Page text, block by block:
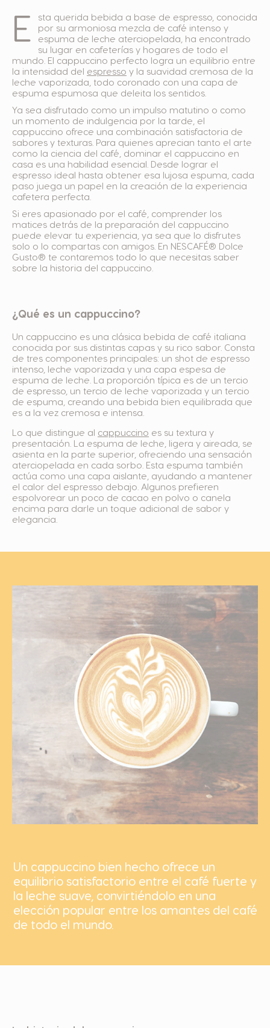
E
sta querida bebida a base de espresso, conocida
por su armoniosa mezcla de café intenso y
espuma de leche aterciopelada, ha encontrado
su lugar en cafeterías y hogares de todo el
mundo. El cappuccino perfecto logra un equilibrio entre
la intensidad del espresso y la suavidad cremosa de la
leche vaporizada, todo coronado con una capa de
espuma espumosa que deleita los sentidos.
Ya sea disfrutado como un impulso matutino o como
un momento de indulgencia por la tarde, el
cappuccino ofrece una combinación satisfactoria de
sabores y texturas. Para quienes aprecian tanto el arte
como la ciencia del café, dominar el cappuccino en
casa es una habilidad esencial. Desde lograr el
espresso ideal hasta obtener esa lujosa espuma, cada
paso juega un papel en la creación de la experiencia
cafetera perfecta.
Si eres apasionado por el café, comprender los
matices detrás de la preparación del cappuccino
puede elevar tu experiencia, ya sea que lo disfrutes
solo o lo compartas con amigos. En NESCAFÉ® Dolce
Gusto® te contaremos todo lo que necesitas saber
sobre la historia del cappuccino.
¿Qué es un cappuccino?
Un cappuccino es una clásica bebida de café italiana
conocida por sus distintas capas y su rico sabor. Consta
de tres componentes principales: un shot de espresso
intenso, leche vaporizada y una capa espesa de
espuma de leche. La proporción típica es de un tercio
de espresso, un tercio de leche vaporizada y un tercio
de espuma, creando una bebida bien equilibrada que
es a la vez cremosa e intensa.
Lo que distingue al cappuccino es su textura y
presentación. La espuma de leche, ligera y aireada, se
asienta en la parte superior, ofreciendo una sensación
aterciopelada en cada sorbo. Esta espuma también
actúa como una capa aislante, ayudando a mantener
el calor del espresso debajo. Algunos prefieren
espolvorear un poco de cacao en polvo o canela
encima para darle un toque adicional de sabor y
elegancia.
Un cappuccino bien hecho ofrece un
equilibrio satisfactorio entre el café fuerte y
la leche suave, convirtiéndolo en una
elección popular entre los amantes del café
de todo el mundo.